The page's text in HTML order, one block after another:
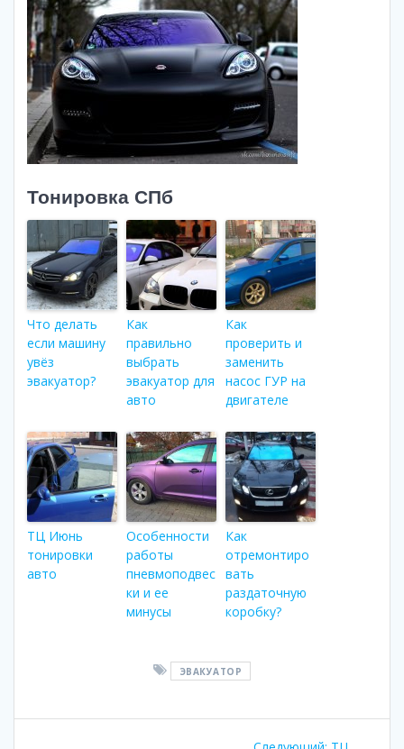
Тонировка СПб
Что делать
если машину
увёз
эвакуатор?
Как
правильно
выбрать
эвакуатор для
авто
Как
проверить и
заменить
насос ГУР на
двигателе
ТЦ Июнь
тонировки
авто
Особенности
работы
пневмоподвес
ки и ее
минусы
Как
отремонтиро
вать
раздаточную
коробку?
ЭВАКУАТОР